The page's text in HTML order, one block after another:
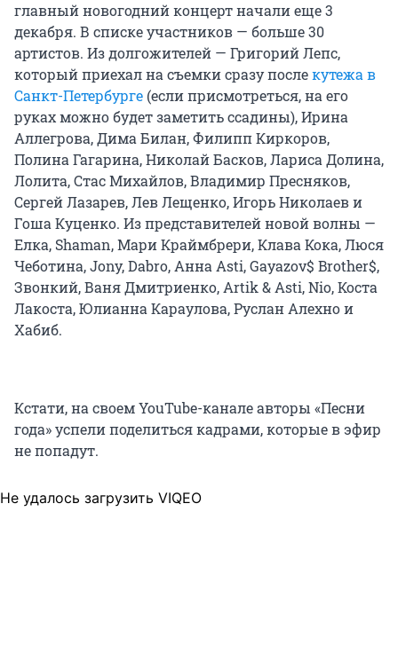
главный новогодний концерт начали еще 3
декабря. В списке участников — больше 30
артистов. Из долгожителей — Григорий Лепс,
который приехал на съемки сразу послекутежа в
Санкт-Петербурге (если присмотреться, на его
руках можно будет заметить ссадины), Ирина
Аллегрова, Дима Билан, Филипп Киркоров,
Полина Гагарина, Николай Басков, Лариса Долина,
Лолита, Стас Михайлов, Владимир Пресняков,
Сергей Лазарев, Лев Лещенко, Игорь Николаев и
Гоша Куценко. Из представителей новой волны —
Елка, Shaman, Мари Краймбрери, Клава Кока, Люся
Чеботина, Jony, Dabro, Анна Asti, Gayazov$ Brother$,
Звонкий, Ваня Дмитриенко, Artik & Asti, Nio, Коста
Лакоста, Юлианна Караулова, Руслан Алехно и
Хабиб.
Кстати, на своем YouTube-канале авторы «Песни
года» успели поделиться кадрами, которые в эфир
не попадут.
Не удалось загрузить VIQEO